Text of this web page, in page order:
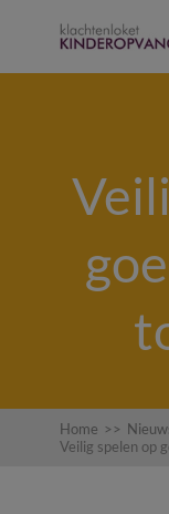
Home >>
Veilig spelen op